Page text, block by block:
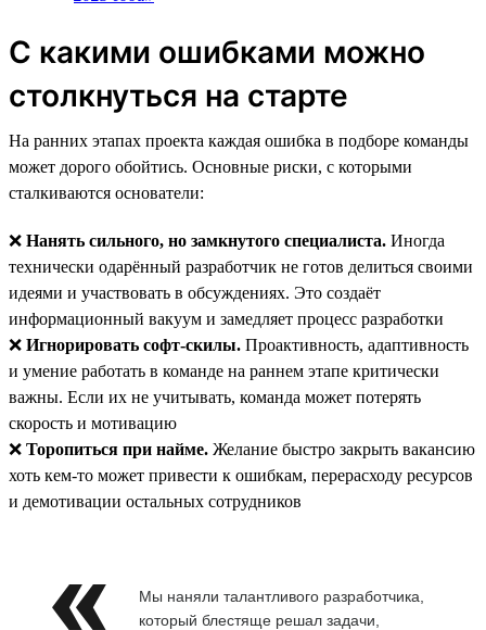
С какими ошибками можно
столкнуться на старте
На ранних этапах проекта каждая ошибка в подборе команды
может дорого обойтись. Основные риски, с которыми
сталкиваются основатели:
❌ Нанять сильного, но замкнутого специалиста. Иногда
технически одарённый разработчик не готов делиться своими
идеями и участвовать в обсуждениях. Это создаёт
информационный вакуум и замедляет процесс разработки
❌ Игнорировать софт-скилы. Проактивность, адаптивность
и умение работать в команде на раннем этапе критически
важны. Если их не учитывать, команда может потерять
скорость и мотивацию
❌ Торопиться при найме. Желание быстро закрыть вакансию
хоть кем-то может привести к ошибкам, перерасходу ресурсов
и демотивации остальных сотрудников
Мы наняли талантливого разработчика,
который блестяще решал задачи,